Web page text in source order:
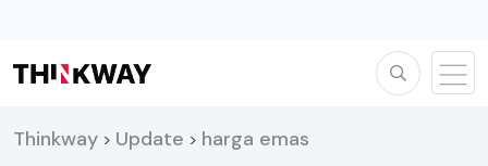
Thinkway > Update > harga emas